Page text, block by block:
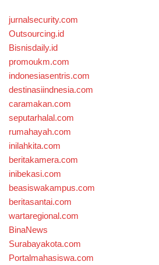
jurnalsecurity.com
Outsourcing.id
Bisnisdaily.id
promoukm.com
indonesiasentris.com
destinasiindnesia.com
caramakan.com
seputarhalal.com
rumahayah.com
inilahkita.com
beritakamera.com
inibekasi.com
beasiswakampus.com
beritasantai.com
wartaregional.com
BinaNews
Surabayakota.com
Portalmahasiswa.com